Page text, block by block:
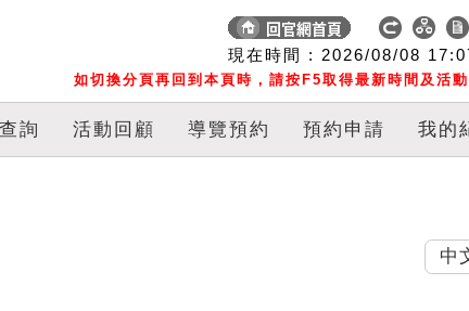
現在時間 : 2026/08/08
如切換分頁再回到本頁時，請按F5取得最新時間及活
詢 活動回顧 導覽預約 預約申請 我的